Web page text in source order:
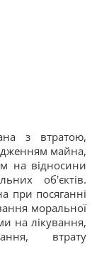
з втратою,
майна,
на відносини
об'єктів.
при посяганні
моральної
на лікування,
втрату